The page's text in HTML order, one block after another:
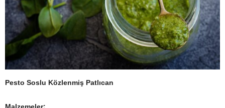
Pesto Soslu Közlenmiş Patlıcan